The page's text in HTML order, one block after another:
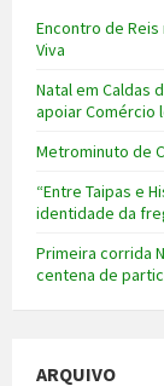
Encontro de Reis
Viva
Natal em Caldas
apoiar Comércio
Metrominuto de
“Entre Taipas e
identidade da
Primeira corrida
centena de
ARQUIVO